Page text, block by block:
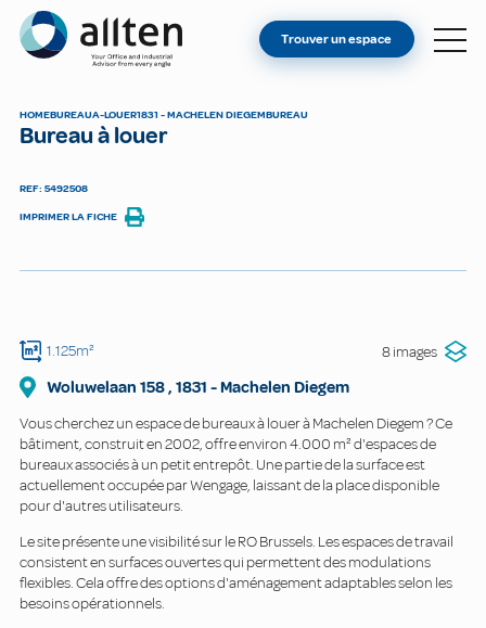
Allten
TROUVER UN ESPACE
Trouver un espace
HOMEBUREAUA-LOUER1831 - MACHELEN DIEGEMBUREAU
Bureau à louer
REF: 5492508
IMPRIMER LA FICHE
1.125m² 8 images
Woluwelaan 158, 1831 -Machelen Diegem
Vous cherchez un espace de bureaux à louer à Machelen Diegem ? Ce
bâtiment, construit en 2002, offre environ 4.000 m² d'espaces de
bureaux associés à un petit entrepôt. Une partie de la surface est
actuellement occupée par Wengage, laissant de la place disponible
pour d'autres utilisateurs.
Le site présente une visibilité sur le RO Brussels. Les espaces de travail
consistent en surfaces ouvertes qui permettent des modulations
flexibles. Cela offre des options d'aménagement adaptables selon les
besoins opérationnels.